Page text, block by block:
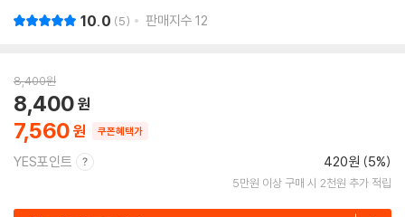
10.0 5 판매지수 12
8,400원
7,560
8,400
쿠폰혜택가
YES포인트 420원 (5%)
5만원 이상 구매 시 2천원 추가 적립